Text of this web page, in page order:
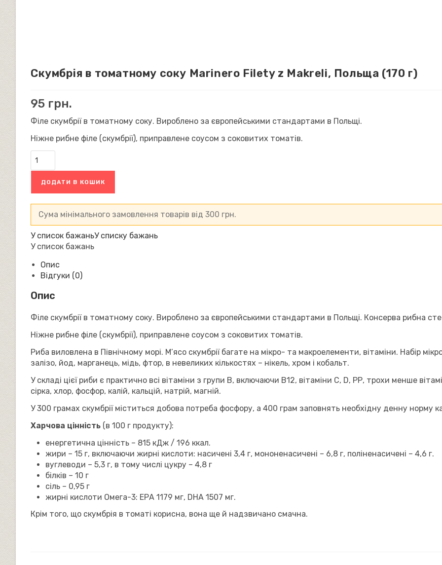
Скумбрія в томатному соку Marinero Filety z Makreli, Польща (170 г)
95 грн.
Філе скумбрії в томатному соку. Вироблено за європейськими стандартами в Польщі.
Ніжне рибне філе (скумбрії), приправлене соусом з соковитих томатів.
томатному
соку
Marinero
Makreli,
(170
г)
ДОДАТИ В КОШИК
Сума мінімального замовлення товарів від 300 грн.
У список бажаньУ списку бажань
У список бажань
Опис
Відгуки (0)
Опис
Філе скумбрії в томатному соку. Вироблено за європейськими стандартами в Польщі. Консерва рибна
Ніжне рибне філе (скумбрії), приправлене соусом з соковитих томатів.
Риба виловлена в Північному морі. М’ясо скумбрії багате на мікро- та макроелементи, вітаміни. Набір
залізо, йод, марганець, мідь, фтор, в невеликих кількостях – нікель, хром і кобальт.
У складі цієї риби є практично всі вітаміни з групи В, включаючи В12, вітаміни С, D, РР, трохи менше
сірка, хлор, фосфор, калій, кальцій, натрій, магній.
У 300 грамах скумбрії міститься добова потреба фосфору, а 400 грам заповнять необхідну денну норму
Харчова цінність (в 100 г продукту):
енергетична цінність – 815 кДж / 196 ккал.
жири – 15 г, включаючи жирні кислоти: насичені 3,4 г, мононенасичені – 6,8 г, поліненасичені – 4,6 г.
вуглеводи – 5,3 г, в тому числі цукру – 4,8 г
білків – 10 г
сіль – 0,95 г
жирні кислоти Омега-3: ЕРА 1179 мг, DHA 1507 мг.
Крім того, що скумбрія в томаті корисна, вона ще й надзвичано смачна.